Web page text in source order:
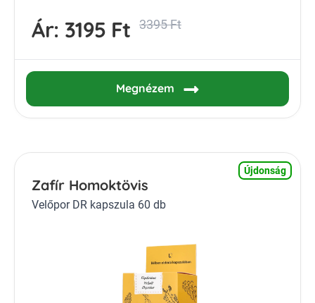
Ár: 3195 Ft 3395 Ft
Megnézem
Újdonság
Zafír Homoktövis
Velőpor DR kapszula 60 db